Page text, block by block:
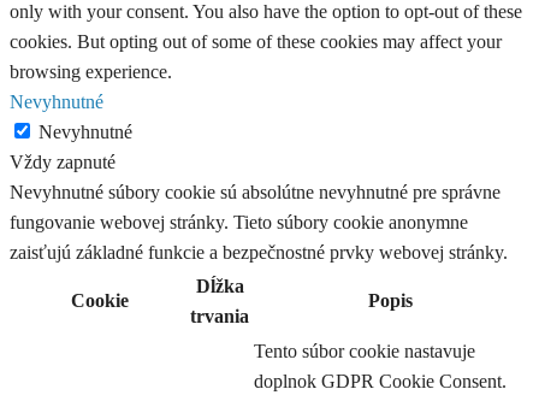
only with your consent. You also have the option to opt-out of these
cookies. But opting out of some of these cookies may affect your
browsing experience.
Nevyhnutné
Nevyhnutné
Vždy zapnuté
Nevyhnutné súbory cookie sú absolútne nevyhnutné pre správne
fungovanie webovej stránky. Tieto súbory cookie anonymne
zaisťujú základné funkcie a bezpečnostné prvky webovej stránky.
Cookie
Dĺžka
trvania
Popis
Tento súbor cookie nastavuje
doplnok GDPR Cookie Consent.